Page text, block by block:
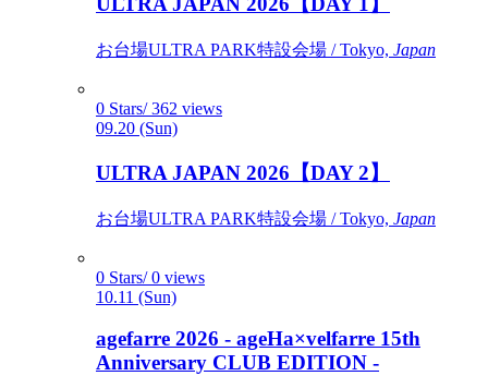
お台場ULTRA PARK特設会場 / Tokyo, Japan
0 Stars/ 362 views
09.20 (Sun)
ULTRA JAPAN 2026【DAY 2】
お台場ULTRA PARK特設会場 / Tokyo, Japan
0 Stars/ 0 views
10.11 (Sun)
agefarre 2026 - ageHa×velfarre 15th
Anniversary CLUB EDITION -